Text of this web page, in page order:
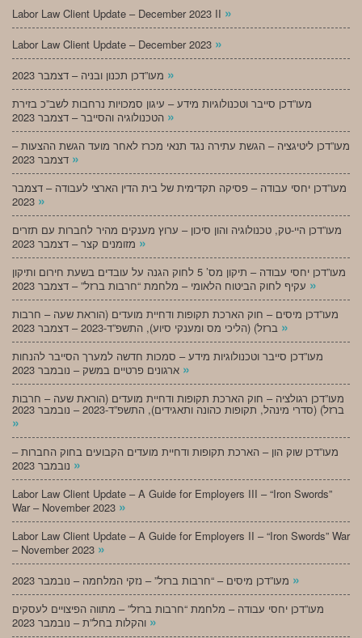
Labor Law Client Update – December 2023 II »
Labor Law Client Update – December 2023 »
»
מעו”דכן סייבר וטכנולוגיות מידע – עיגון סמכויות נרחבות לשב”כ בזירת
»
מעו”דכן ליטיגציה – הגשת עתירה נגד תנאי מכרז לאחר מועד הגשת ההצעות –
»
מעו”דכן יחסי עבודה – פסיקה תקדימית של בית הדין הארצי לעבודה – דצמבר
»
מעו”דכן היי-טק, טכנולוגיה והון סיכון – ערוץ מענקים מהיר לחברות עם תזרים
»
מעו”דכן יחסי עבודה – תיקון מס’ 5 לחוק הגנה על עובדים בשעת חירום ותיקון
»
מעו”דכן מיסים – חוק הארכת תקופות ודחיית מועדים (הוראת שעה – חרבות
»
מעו”דכן סייבר וטכנולוגיות מידע – סמכות חדשה למערך הסייבר להנחות
»
מעו”דכן רגולציה – חוק הארכת תקופות ודחיית מועדים (הוראת שעה – חרבות
ברזל) (סדרי מינהל, תקופות כהונה ותאגידים), התשפ”ד-2023 – נובמבר 2023
»
מעו”דכן שוק הון – הארכת תקופות ודחיית מועדים הקבועים בחוק החברות –
»
Labor Law Client Update – A Guide for Employers III – “Iron Swords”
War – November 2023 »
Labor Law Client Update – A Guide for Employers II – “Iron Swords” War
– November 2023 »
»
מעו”דכן יחסי עבודה – מלחמת “חרבות ברזל” – מתווה הפיצויים לעסקים
»